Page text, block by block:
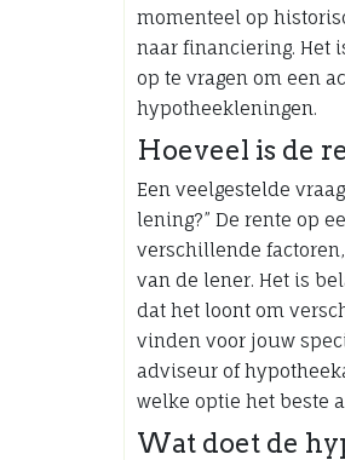
momenteel op
naar financiering. Het
op te vragen om een
hypotheekleningen.
Hoeveel is de
Een veelgestelde
lening?” De rente op
verschillende
van de lener. Het is
dat het loont om
vinden voor jouw
adviseur of
welke optie het beste
Wat doet de